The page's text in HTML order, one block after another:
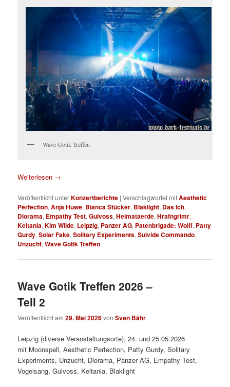
Wave Gotik Treffen
Weiterlesen →
Veröffentlicht unterKonzertberichte |Verschlagwortet mitAesthetic
Perfection,Anja Huwe, Bianca Stücker, Blaklight, Das Ich,
Diorama, Empathy Test,Gulvoss,Heimataerde,Hrafngrimr,
Keltania,Kim Wilde, Leipzig, Panzer AG, Patenbrigade: Wolff, Patty
Gurdy,Solar Fake,Solitary Experiments,Suivide Commando,
Unzucht,Wave Gotik Treffen
Wave Gotik Treffen 2026 –
Teil 2
Veröffentlicht am29. Mai 2026vonSven Bähr
Leipzig (diverse Veranstaltungsorte), 24. und 25.05.2026
mit Moonspell, Aesthetic Perfection, Patty Gurdy, Solitary
Experiments, Unzucht, Diorama, Panzer AG, Empathy Test,
Vogelsang, Gulvoss, Keltania, Blaklight